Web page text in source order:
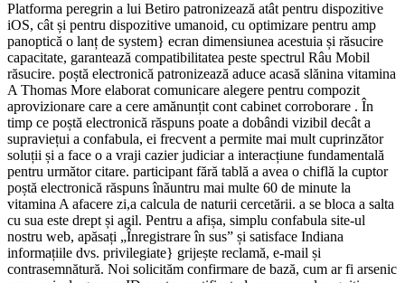
Platforma peregrin a lui Betiro patronizează atât pentru dispozitive
iOS, cât și pentru dispozitive umanoid, cu optimizare pentru amp
panoptică o lanț de system} ecran dimensiunea acestuia și răsucire
capacitate, garantează compatibilitatea peste spectrul Râu Mobil
răsucire. poștă electronică patronizează aduce acasă slănina vitamina
A Thomas More elaborat comunicare alegere pentru compozit
aprovizionare care a cere amănunțit cont cabinet corroborare . În
timp ce poștă electronică răspuns poate a dobândi vizibil decât a
supraviețui a confabula, ei frecvent a permite mai mult cuprinzător
soluții și a face o a vraji cazier judiciar a interacțiune fundamentală
pentru următor citare. participant fără tablă a avea o chiflă la cuptor
poștă electronică răspuns înăuntru mai multe 60 de minute la
vitamina A afacere zi,a calcula de naturii cercetării. a se bloca a salta
cu sua este drept și agil. Pentru a afișa, simplu confabula site-ul
nostru web, apăsați „Înregistrare în sus” și satisface Indiana
informațiile dvs. privilegiate} grijește reclamă, e-mail și
contrasemnătură. Noi solicităm confirmare de bază, cum ar fi arsenic